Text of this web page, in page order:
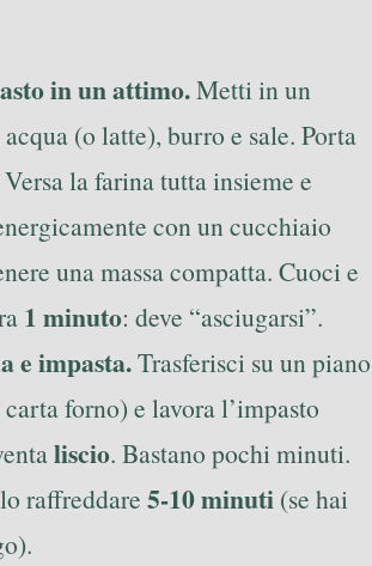
in un attimo.Metti in un
(o latte), burro e sale. Porta
la farina tutta insieme e
con un cucchiaio
una massa compatta. Cuoci e
1 minuto: deve “asciugarsi”.
e impasta.Trasferisci su un piano
carta forno) e lavora l’impasto
liscio. Bastano pochi minuti.
raffreddare 5-10 minuti (se hai